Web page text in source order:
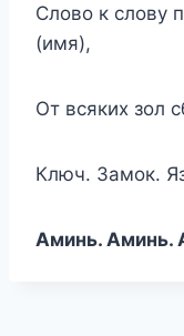
Слово к слову
(имя),
От всяких зол
Ключ. Замок.
Аминь. Аминь.